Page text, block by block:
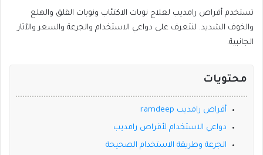
تستخدم أقراص رامديب لعلاج نوبات الاكتئاب ونوبات القلق والهلع
والخوف الشديد. لنتعرف على دواعي الاستخدام والجرعة والسعر والآثار
الجانبية.
محتويات
أقراص رامديب ramdeep
دواعي الاستخدام لأقراص رامديب
الجرعة وطريقة الاستخدام الصحيحة